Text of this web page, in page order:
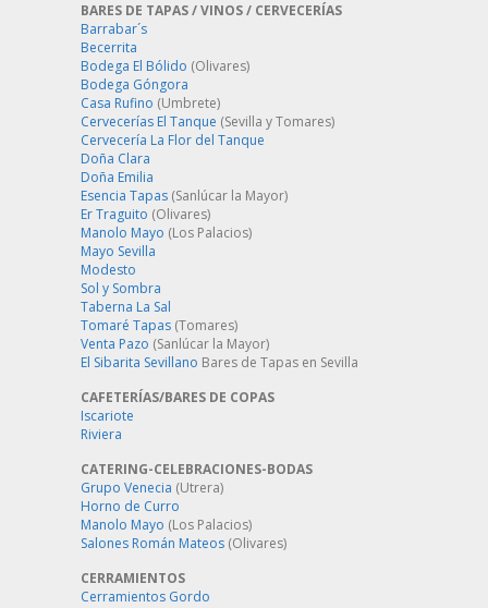
BARES DE TAPAS / VINOS / CERVECERÍAS
Barrabar´s
Becerrita
Bodega El Bólido (Olivares)
Bodega Góngora
Casa Rufino (Umbrete)
Cervecerías El Tanque (Sevilla y Tomares)
Cervecería La Flor del Tanque
Doña Clara
Doña Emilia
Esencia Tapas (Sanlúcar la Mayor)
Er Traguito (Olivares)
Manolo Mayo (Los Palacios)
Mayo Sevilla
Modesto
Sol y Sombra
Taberna La Sal
Tomaré Tapas (Tomares)
Venta Pazo (Sanlúcar la Mayor)
El Sibarita Sevillano Bares de Tapas en Sevilla
CAFETERÍAS/BARES DE COPAS
Iscariote
Riviera
CATERING-CELEBRACIONES-BODAS
Grupo Venecia (Utrera)
Horno de Curro
Manolo Mayo (Los Palacios)
Salones Román Mateos (Olivares)
CERRAMIENTOS
Cerramientos Gordo